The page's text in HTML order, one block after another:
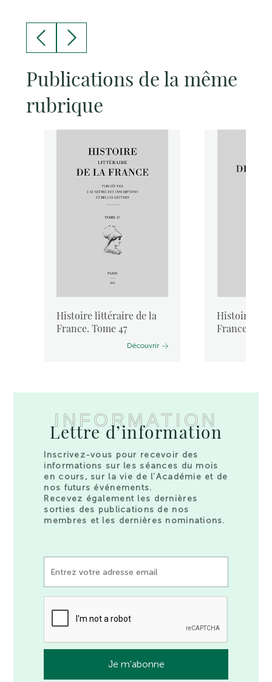
Publications de la même
rubrique
Histoire littéraire de la
France. Tome 47
Découvrir
Histoire
France.
INFORMATION
Lettre d’information
Inscrivez-vous pour recevoir des
informations sur les séances du mois
en cours, sur la vie de l’Académie et de
nos futurs événements.
Recevez également les dernières
sorties des publications de nos
membres et les dernières nominations.